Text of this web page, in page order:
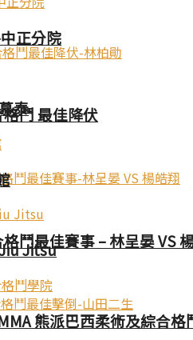
格鬥 最佳降伏
鬥最佳賽事 – 林呈晏 VS
正分院
泰
Jitsu
熊派巴西柔術及綜合格